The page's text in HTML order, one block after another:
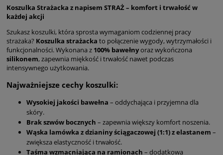
Koszulka Strażacka z napisem STRAŻ – komfort i trwałość w
każdej akcji
Szukasz koszulki, która sprosta wymaganiom codziennej pracy
strażaka? Koszulka strażacka to połączenie wygody, wytrzymałości i
funkcjonalności. Wykonana z 100% bawełnyoraz wykończona
silikonem, zapewnia miękkość i trwałość nawet podczas
intensywnego użytkowania.
Najważniejsze cechy koszulki:
Wysokiej jakości bawełna – oddychająca i przyjemna dla
skóry.
Brak szwów bocznych – zapewnia większy komfort noszenia.
Wąska lamówka z dzianiny ściągaczowej (1:1) z elastanem –
zwiększa elastyczność i trwałość.
Taśma wzmacniająca na ramionach – dodatkowa